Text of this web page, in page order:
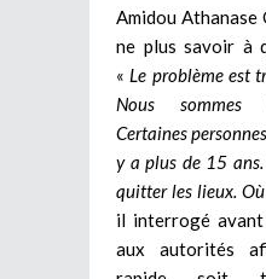
Amidou
ne plus savoir à
« Le problème est
Nous sommes
Certaines
y a plus de 15
quitter les lieux.
il interrogé
aux autorités